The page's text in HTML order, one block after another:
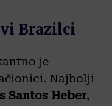
Brazilci
je
Najbolji
Santos Heber,